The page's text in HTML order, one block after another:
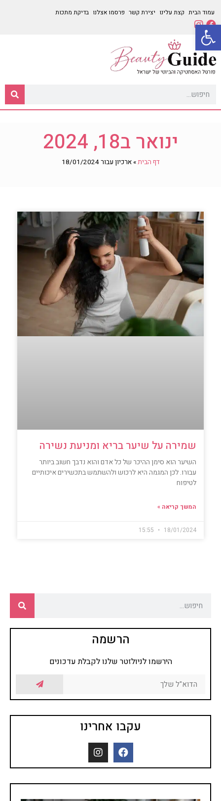
עמוד הבית קצת עלינו יצירת קשר פרסמו אצלנו בדיקת מתכות
ינואר ב18, 2024
דף הבית»ארכיון עבור 18/01/2024
שמירה על שיער בריא ומניעת נשירה
השיער הוא סימן ההיכר של כל אדם והוא נדבך חשוב ביותר
עבורו. לכן המגמה היא לרכוש ולהשתמש בתכשירים איכותיים
לטיפוח
המשך קריאה »
18/01/2024
הרשמה
הירשמו לניולזטר שלנו לקבלת עדכונים
עקבו אחרינו
פתח סרגל נגישות